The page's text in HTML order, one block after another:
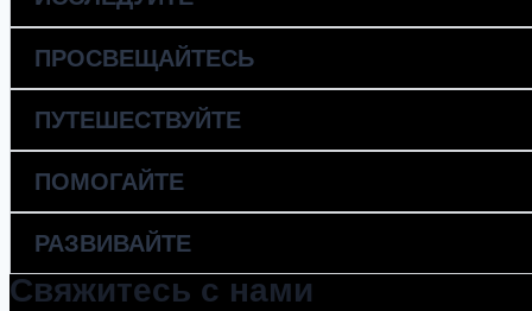
ПРОСВЕЩАЙТЕСЬ
ПУТЕШЕСТВУЙТЕ
ПОМОГАЙТЕ
РАЗВИВАЙТЕ
Свяжитесь с нами